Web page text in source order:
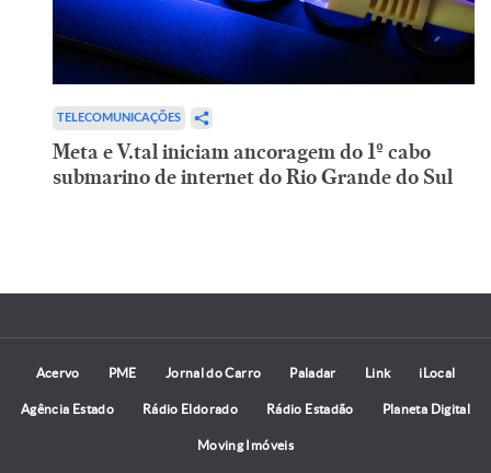
TELECOMUNICAÇÕES
Meta e V.tal iniciam ancoragem do 1º cabo
submarino de internet do Rio Grande do Sul
Acervo PME Jornal do Carro Paladar Link iLocal
Agência Estado Rádio Eldorado Rádio Estadão Planeta Digital
Moving Imóveis